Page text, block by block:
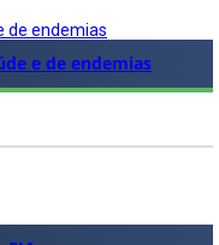
de endemias
e de endemias